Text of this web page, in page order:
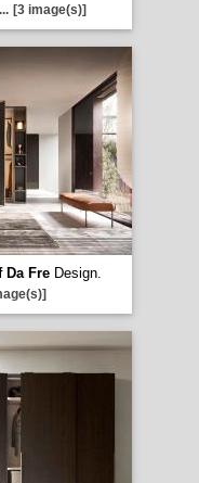
... [3 image(s)]
Da FreDesign.